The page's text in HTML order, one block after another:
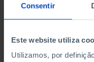
Consentir
Este website utiliza
Utilizamos, por
DATA DE FIM